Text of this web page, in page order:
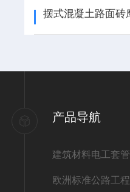
产品导航
建筑材料电工套
欧洲标准公路工